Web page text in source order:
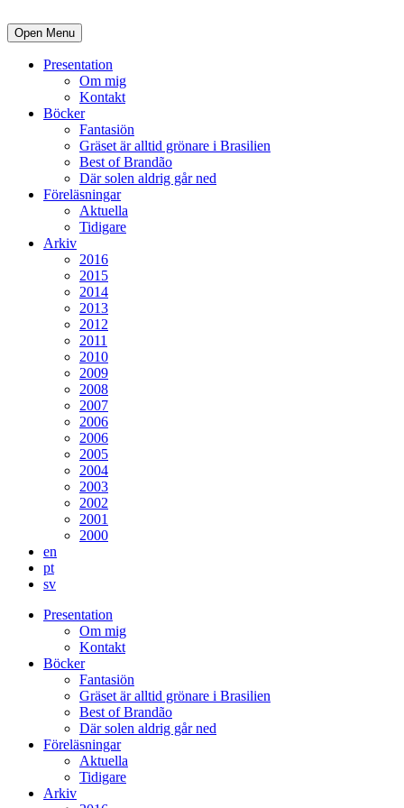
Open Menu
Presentation
Om mig
Kontakt
Böcker
Fantasiön
Gräset är alltid grönare i Brasilien
Best of Brandão
Där solen aldrig går ned
Föreläsningar
Aktuella
Tidigare
Arkiv
2016
2015
2014
2013
2012
2011
2010
2009
2008
2007
2006
2006
2005
2004
2003
2002
2001
2000
en
pt
sv
Presentation
Om mig
Kontakt
Böcker
Fantasiön
Gräset är alltid grönare i Brasilien
Best of Brandão
Där solen aldrig går ned
Föreläsningar
Aktuella
Tidigare
Arkiv